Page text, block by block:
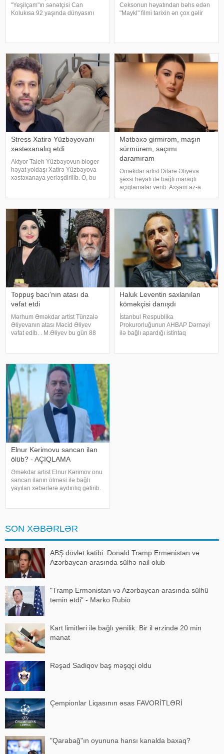
"Yeşilçam"ın sənətçisi Can
Kolukısa 92 yaşında dünyasını
Ceksonun həyatından bəhs edən
"Maykl" filmi tarixin ən çox gəlir
Stress Xatirə Yüzbəyovanı
xəstəxanalıq etdi
Aktyor Taleh Yüzbəyovun bloger
həyat yoldaşı Xatirə Yüzbəyova
xəstəxanaya yerləşdirilib. O, bu
qidalandım, nə düzgün yatdım.
Gördü
Mətbəxə girmirəm, maşın
sürmürəm, saçımı
daramıram
Əməkdar artist Dilarə Əliyeva
şəxsi həyatı ilə bağlı maraqlı
açıqlamalar verib. Axşam.az-a
avtomobil idarə etmədiyini deyib.
O, sürücü ilə hərəkə
Toppuş bacı'nın atası da
vəfat etdi
Mərhum Əməkdar artist Tünzalə
Əliyevanın atası Məcid Əliyev
vəfat edib. . M.Əliyev bu gün 88
xəstəlikdən əziyyət çəkird
Haluk Leventin saxlanılan
köməkçisi danışdı
İstanbul Respublika
Prokurorluğunun AHBAP Dərnəyi
ilə bağlı apardığı istintaq
Elnur Kərimovu sancan ilan
ölüb? - AÇIQLAMA
Əməkdar artist Elnur Kərimov onu
sancan ilanın ölməsi ilə bağlı
yayılan xəbərlərə aydınlıq gətirib.
SON XƏBƏRLƏR
ABŞ dövlət katibi: Donald Tramp Ermənistan və
Azərbaycan arasında sülhə nail olub
"Tramp Ermənistan və Azərbaycan arasında sülhü
təmin etdi" - Marko Rubio
Kart limitləri ilə bağlı yenilik: Bir il ərzində 20 min
manat
Rəşad Sadiqov baş məşqçi oldu
Çempionlar Liqasının əsas FAVORİTLƏRİ
"Qarabağ"ın oyununa hansı kanalda baxaq?